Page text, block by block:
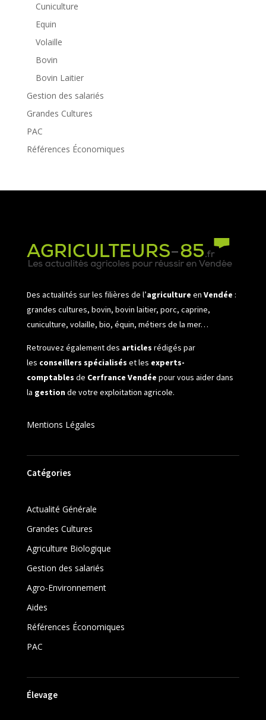
Cuniculture
Equin
Volaille
Bovin
Bovin Laitier
Gestion des salariés
Grandes Cultures
PAC
Références Économiques
Des actualités sur les filières de l’agriculture en Vendée :
grandes cultures, bovin, bovin laitier, porc, caprine,
cuniculture, volaille, bio, équin, métiers de la mer…
Retrouvez également des articles rédigés par
les conseillers spécialisés et les experts-
comptables de Cerfrance Vendée pour vous aider dans
la gestionde votre exploitation agricole.
Mentions Légales
Catégories
Actualité Générale
Grandes Cultures
Agriculture Biologique
Gestion des salariés
Agro-Environnement
Aides
Références Économiques
PAC
Élevage